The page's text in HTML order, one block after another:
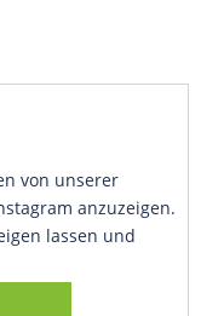
von unserer
anzuzeigen.
lassen und